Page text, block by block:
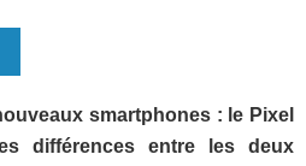
smartphones : le Pixel
différences entre les deux